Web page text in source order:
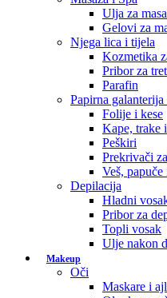
Ulja za
Gelovi za
Njega lica i tijela
Kozmetika
Pribor za
Parafin
Papirna
Folije i kese
Kape, trake
Peškiri
Prekrivači
Veš,
Depilacija
Hladni
Pribor za
Topli vosak
Ulje nakon
Makeup
Oči
Maskare i